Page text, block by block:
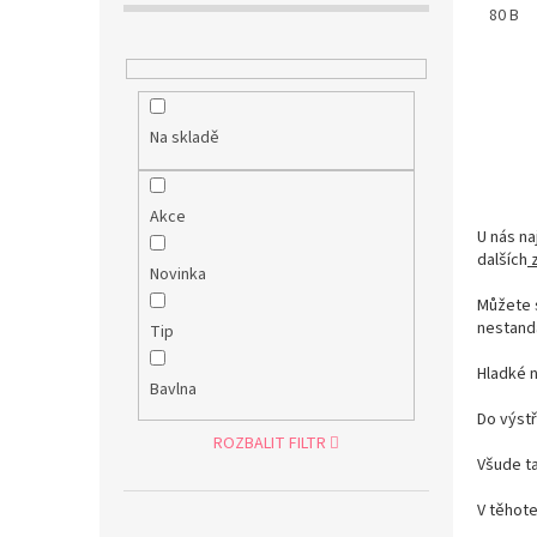
Na skladě
Akce
Novinka
Tip
Bavlna
ROZBALIT FILTR
80 B
U nás
dalších
Můžete
Hladké
Do
Všude
V